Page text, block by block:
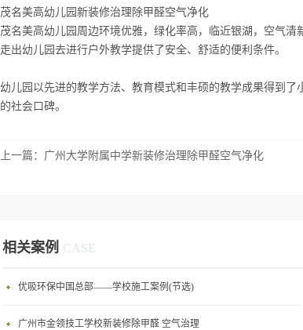
茂名美高幼儿园新装修治理除甲醛空气净化
茂名美高幼儿园周边环境优雅，绿化率高，临近银湖，空气
走出幼儿园去进行户外教学提供了安全、舒适的便利条件。
幼儿园以先进的教学方法、教育模式和丰硕的教学成果得到
的社会口碑。
上一篇： 广州大学附属中学新装修治理除甲醛空气净化
相关案例 CASE
优吸环保中国总部——学校施工案例(节选)
广州市金领技工学校新装修除甲醛 空气治理